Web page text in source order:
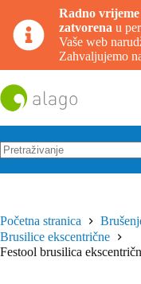
Radno
zatvorena u
Vaše web
Zahvaljujemo
na
sadržaj
Početna stranica
Brusilice ekscentrične
Festool brusilica